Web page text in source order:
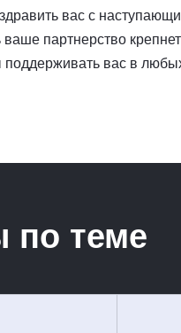
вас с
ваше партнерство
вас в
по теме